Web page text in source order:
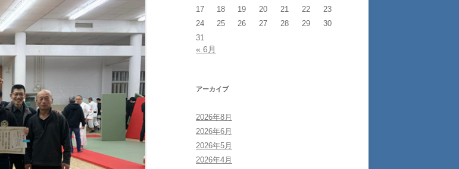
17
18 19 20 21 22
23
24
25 26 27 28 29
30
31
« 6月
アーカイブ
2026年8月
2026年6月
2026年5月
2026年4月